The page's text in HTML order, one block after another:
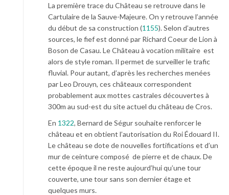
La première trace du Château se retrouve dans le
Cartulaire de la Sauve-Majeure. On y retrouve l’année
du début de sa construction (1155). Selon d’autres
sources, le fief est donné par Richard Coeur de Lion à
Boson de Casau. Le Château à vocation militaire est
alors de style roman. Il permet de surveiller le trafic
fluvial. Pour autant, d’après les recherches menées
par Leo Drouyn, ces châteaux correspondent
probablement aux mottes castrales découvertes à
300m au sud-est du site actuel du château de Cros.
En 1322, Bernard de Ségur souhaite renforcer le
château et en obtient l’autorisation du Roi Édouard II.
Le château se dote de nouvelles fortifications et d’un
mur de ceinture composé de pierre et de chaux. De
cette époque il ne reste aujourd’hui qu’une tour
couverte, une tour sans son dernier étage et
quelques murs.